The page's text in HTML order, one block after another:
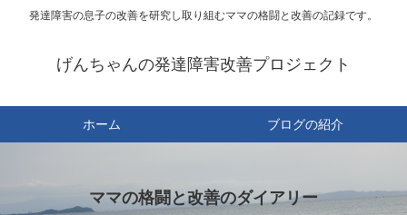
発達障害の息子の改善を研究し取り組むママの格闘と改善の記録です。
げんちゃんの発達障害改善プロジェクト
ホーム ブログの紹介
ママの格闘と改善のダイアリー